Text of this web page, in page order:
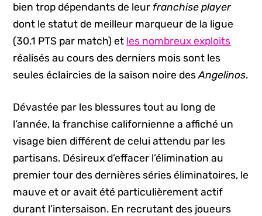
bien trop dépendants de leur franchise player
dont le statut de meilleur marqueur de la ligue
(30.1 PTS par match) et les nombreux exploits
réalisés au cours des derniers mois sont les
seules éclaircies de la saison noire desAngelinos.
Dévastée par les blessures tout au long de
l’année, la franchise californienne a affiché un
visage bien différent de celui attendu par les
partisans. Désireux d’effacer l’élimination au
premier tour des dernières séries éliminatoires, le
mauve et or avait été particulièrement actif
durant l’intersaison. En recrutant des joueurs